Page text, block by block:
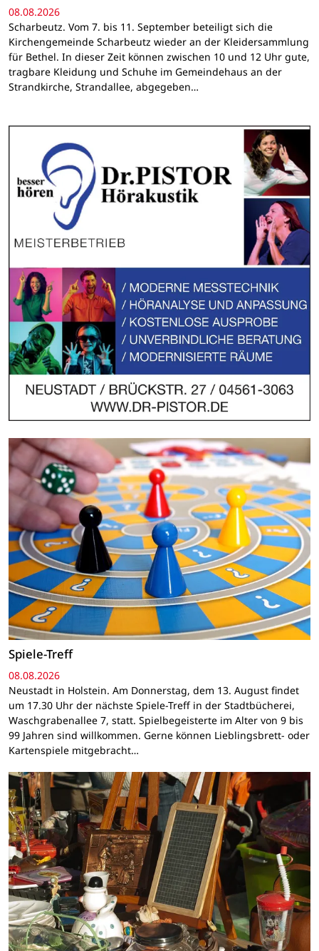
08.08.2026
Scharbeutz. Vom 7. bis 11. September beteiligt sich die
Kirchengemeinde Scharbeutz wieder an der Kleidersammlung
für Bethel. In dieser Zeit können zwischen 10 und 12 Uhr gute,
tragbare Kleidung und Schuhe im Gemeindehaus an der
Strandkirche, Strandallee, abgegeben…
Spiele-Treff
08.08.2026
Neustadt in Holstein. Am Donnerstag, dem 13. August findet
um 17.30 Uhr der nächste Spiele-Treff in der Stadtbücherei,
Waschgrabenallee 7, statt. Spielbegeisterte im Alter von 9 bis
99 Jahren sind willkommen. Gerne können Lieblingsbrett- oder
Kartenspiele mitgebracht…